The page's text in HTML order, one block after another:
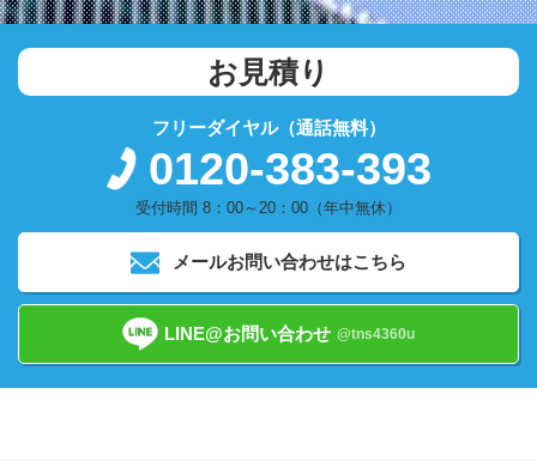
お見積り
フリーダイヤル（通話無料）
0120-383-393
受付時間 8：00～20：00（年中無休）
メールお問い合わせはこちら
LINE@お問い合わせ @tns4360u